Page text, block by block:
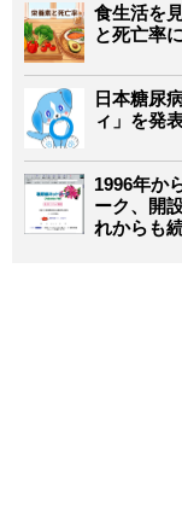
食生活を
と死亡率
日本糖尿
ィ」を発
1996年か
ーク、開
れからも